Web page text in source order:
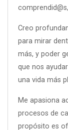
Creo
para mirar
más, y poder
que nos
una vida más
Me apasiona
procesos de
propósito es